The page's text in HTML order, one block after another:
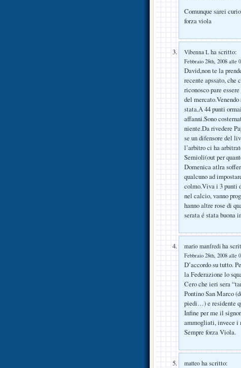
Comunque sarei
forza viola
Vibenna L ha scritto:
Febbraio 28th, 2008 alle
David,non te la
recente apssato, che
riconosco pare
del
stata.A 44 punti
affanni.Sono
niente.Da rivedere
se un difensore del
l’arbitro ci ha
Semioli(out per
Domenica atlra
qualcuno ad
colmo.Viva i 3 punti
nel calcio, vanno
hanno altre rose di
serata é stata buona
mario manfredi ha
Febbraio 28th, 2008 alle
D’accordo su tutto.
la Federazione lo
Cero che ieri sera
Pontino San Marco
piedi…) e residente
Infine per me il
ammogliati, invece i
Sempre forza Viola.
matteo ha scritto: